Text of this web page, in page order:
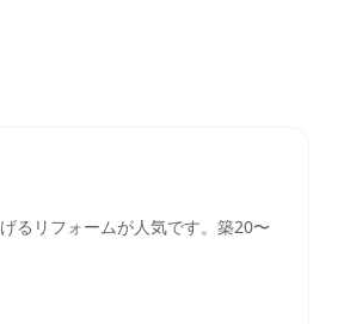
るリフォームが人気です。築20〜